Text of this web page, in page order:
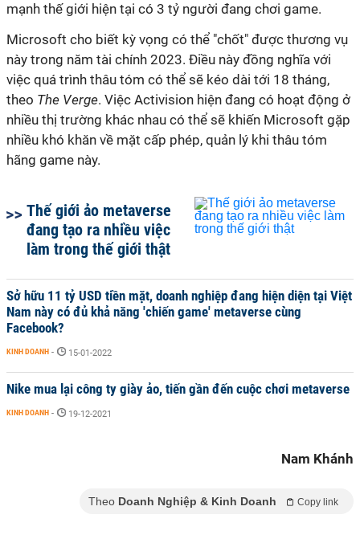
mạnh thế giới hiện tại có 3 tỷ người đang chơi game.
Microsoft cho biết kỳ vọng có thể "chốt" được thương vụ
này trong năm tài chính 2023. Điều này đồng nghĩa với
việc quá trình thâu tóm có thể sẽ kéo dài tới 18 tháng,
theo The Verge. Việc Activision hiện đang có hoạt động ở
nhiều thị trường khác nhau có thể sẽ khiến Microsoft gặp
nhiều khó khăn về mặt cấp phép, quản lý khi thâu tóm
hãng game này.
Thế giới ảo metaverse
đang tạo ra nhiều việc
làm trong thế giới thật
Sở hữu 11 tỷ USD tiền mặt, doanh nghiệp đang hiện diện tại Việt
Nam này có đủ khả năng 'chiến game' metaverse cùng
Facebook?
KINH DOANH - 15-01-2022
Nike mua lại công ty giày ảo, tiến gần đến cuộc chơi metaverse
KINH DOANH - 19-12-2021
Nam Khánh
Theo Doanh Nghiệp & Kinh Doanh Copy link